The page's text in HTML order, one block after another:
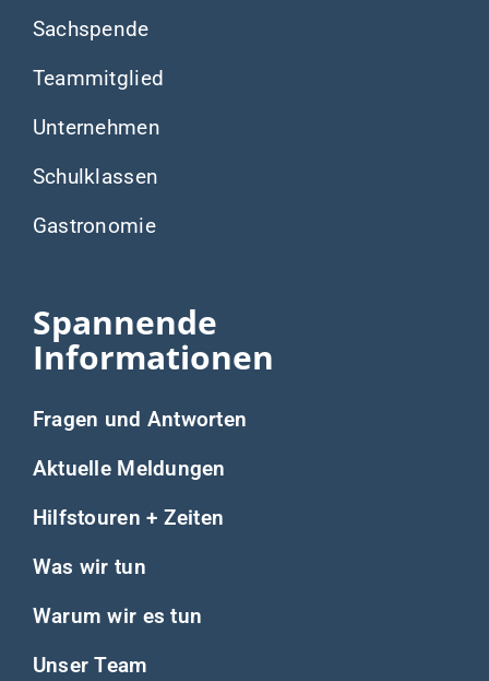
Sachspende
Teammitglied
Unternehmen
Schulklassen
Gastronomie
Spannende
Informationen
Fragen und Antworten
Aktuelle Meldungen
Hilfstouren + Zeiten
Was wir tun
Warum wir es tun
Unser Team